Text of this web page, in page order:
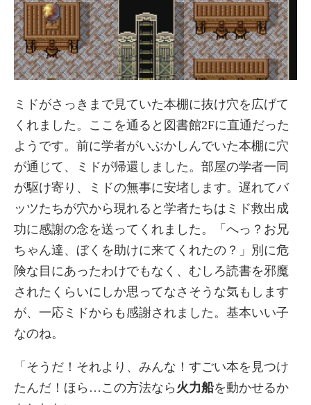
ミドがさっきまで見ていた本棚に抜け穴を広げて
くれました。ここを通ると図書館2Fに直通だった
ようです。前に学者がいぶかしんでいた本棚に穴
が通じて、ミドが帰還しました。部屋の学者一同
が駆け寄り、ミドの無事に安堵します。遅れてバ
ッツたちが穴から現れると学者たちはミド救出成
功に感謝の念を送ってくれました。「へっ？お兄
ちゃん達、ぼくを助けに来てくれたの？」別に危
険な目にあったわけでもなく、むしろ読書を邪魔
されたくらいにしか思ってなさそうな気もします
が、一応ミドからも感謝されました。基本いい子
なのね。
「そうだ！それより、みんな！すごい本を見つけ
たんだ！ほら…この方法なら 火力船を動かせるか